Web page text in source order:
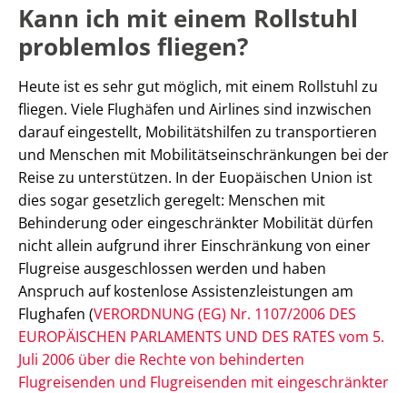
Kann ich mit einem Rollstuhl
problemlos fliegen?
Heute ist es sehr gut möglich, mit einem Rollstuhl zu
fliegen. Viele Flughäfen und Airlines sind inzwischen
darauf eingestellt, Mobilitätshilfen zu transportieren
und Menschen mit Mobilitätseinschränkungen bei der
Reise zu unterstützen. In der Euopäischen Union ist
dies sogar gesetzlich geregelt: Menschen mit
Behinderung oder eingeschränkter Mobilität dürfen
nicht allein aufgrund ihrer Einschränkung von einer
Flugreise ausgeschlossen werden und haben
Anspruch auf kostenlose Assistenzleistungen am
Flughafen (VERORDNUNG (EG) Nr. 1107/2006 DES
EUROPÄISCHEN PARLAMENTS UND DES RATES vom 5.
Juli 2006 über die Rechte von behinderten
Flugreisenden und Flugreisenden mit eingeschränkter